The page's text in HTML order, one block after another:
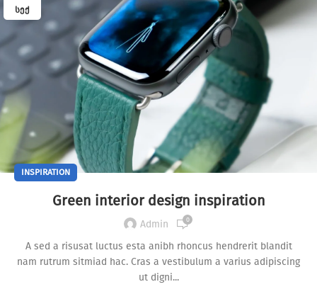
ᲡᲔᲥ
INSPIRATION
Green interior design inspiration
Admin 0
A sed a risusat luctus esta anibh rhoncus hendrerit blandit
nam rutrum sitmiad hac. Cras a vestibulum a varius adipiscing
ut digni...